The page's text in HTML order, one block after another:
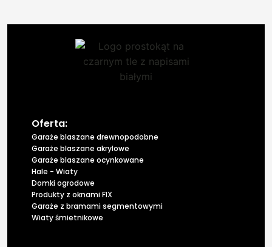
Oferta:
Garaże blaszane drewnopodobne
Garaże blaszane akrylowe
Garaże blaszane ocynkowane
Hale - Wiaty
Domki ogrodowe
Produkty z oknami FIX
Garaże z bramami segmentowymi
Wiaty śmietnikowe